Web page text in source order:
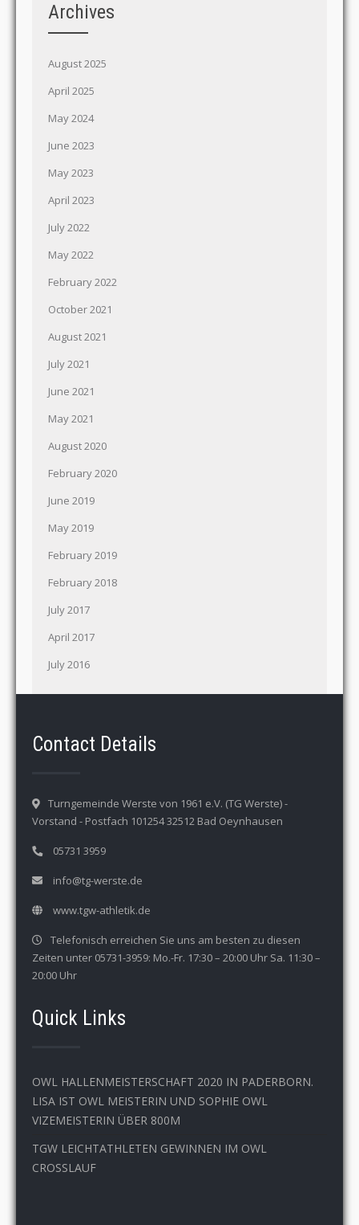
Archives
August 2025
April 2025
May 2024
June 2023
May 2023
April 2023
July 2022
May 2022
February 2022
October 2021
August 2021
July 2021
June 2021
May 2021
August 2020
February 2020
June 2019
May 2019
February 2019
February 2018
July 2017
April 2017
July 2016
Contact Details
Turngemeinde Werste von 1961 e.V. (TG Werste) -
Vorstand - Postfach 101254 32512 Bad Oeynhausen
05731 3959
info@tg-werste.de
www.tgw-athletik.de
Telefonisch erreichen Sie uns am besten zu diesen
Zeiten unter 05731-3959: Mo.-Fr. 17:30 – 20:00 Uhr Sa. 11:30 –
20:00 Uhr
Quick Links
OWL HALLENMEISTERSCHAFT 2020 IN PADERBORN.
LISA IST OWL MEISTERIN UND SOPHIE OWL
VIZEMEISTERIN ÜBER 800M
TGW LEICHTATHLETEN GEWINNEN IM OWL
CROSSLAUF